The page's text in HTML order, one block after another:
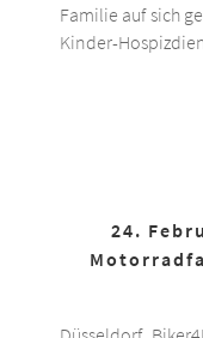
Familie auf sich
Kinder-
24.